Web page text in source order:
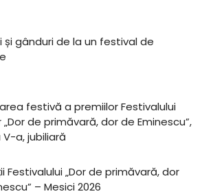
și gânduri de la un festival de
festivă a premiilor Festivalului
de primăvară, dor de Eminescu”,
a, jubiliară
Festivalului „Dor de primăvară, dor
– Mesici 2026